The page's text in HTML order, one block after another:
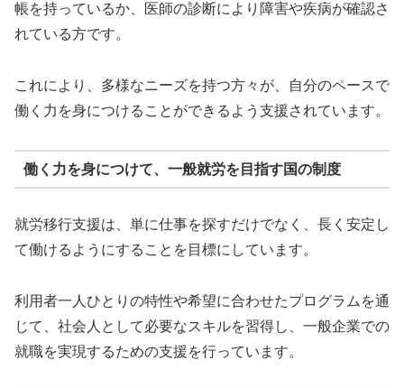
帳を持っているか、医師の診断により障害や疾病が確認さ
れている方です。
これにより、多様なニーズを持つ方々が、自分のペースで
働く力を身につけることができるよう支援されています。
働く力を身につけて、一般就労を目指す国の制度
就労移行支援は、単に仕事を探すだけでなく、長く安定し
て働けるようにすることを目標にしています。
利用者一人ひとりの特性や希望に合わせたプログラムを通
じて、社会人として必要なスキルを習得し、一般企業での
就職を実現するための支援を行っています。